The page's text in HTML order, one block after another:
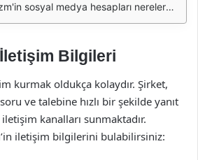
sosyal medya hesapları nerelerde bulunabilir?
Bilgileri
kurmak oldukça kolaydır. Şirket,
ve talebine hızlı bir şekilde yanıt
kanalları sunmaktadır.
iletişim bilgilerini bulabilirsiniz: